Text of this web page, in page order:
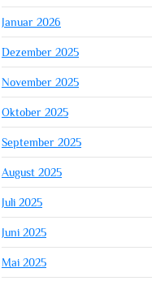
Januar 2026
Dezember 2025
November 2025
Oktober 2025
September 2025
August 2025
Juli 2025
Juni 2025
Mai 2025